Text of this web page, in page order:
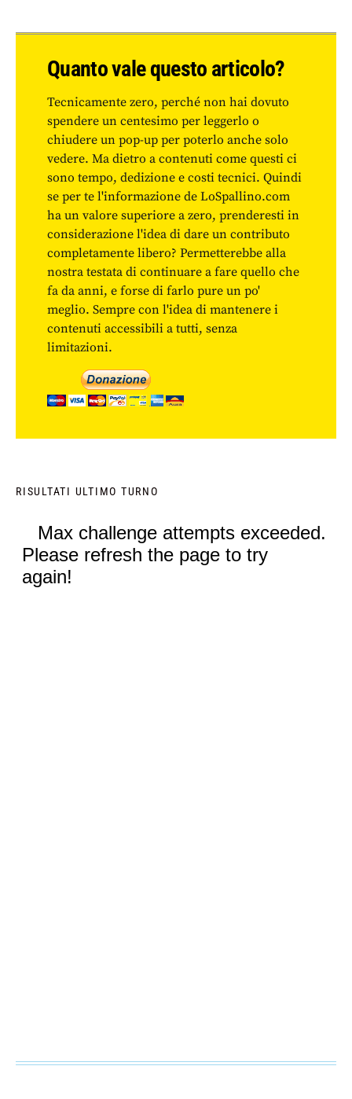
Quanto vale questo articolo?
Tecnicamente zero, perché non hai dovuto
spendere un centesimo per leggerlo o
chiudere un pop-up per poterlo anche solo
vedere. Ma dietro a contenuti come questi ci
sono tempo, dedizione e costi tecnici. Quindi
se per te l'informazione de LoSpallino.com
ha un valore superiore a zero, prenderesti in
considerazione l'idea di dare un contributo
completamente libero? Permetterebbe alla
nostra testata di continuare a fare quello che
fa da anni, e forse di farlo pure un po'
meglio. Sempre con l'idea di mantenere i
contenuti accessibili a tutti, senza
limitazioni.
RISULTATI ULTIMO TURNO